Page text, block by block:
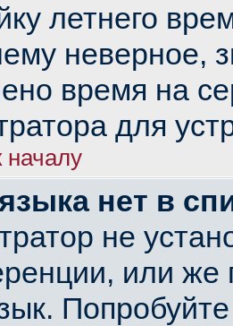
летнего
неверное,
время на
для
началу
нет в
не
или же